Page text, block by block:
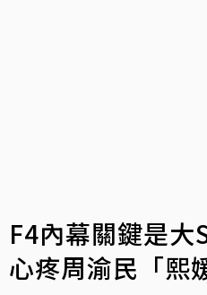
F4內幕關鍵是大
心疼周渝民「熙